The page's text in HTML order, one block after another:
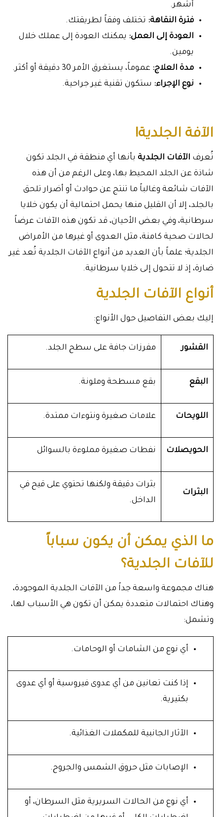
أشهر.
فترة النقاهة: تختلف وفقاً لطريقتك.
العودة إلى العمل: يمكنك العودة إلى عملك خلال
يومين.
مدة العلاج: عموماً، يستغرق الأمر 30 دقيقة أو أكثر.
نوع الإجراء: ستكون تقنية غير جراحية.
الآفة الجلدية!
تُعرف الآفات الجلدية بأنها أي منطقة في الجلد تكون
شاذة عن الجلد المحيط بها، وعلى الرغم من أن هذه
الآفات شائعة وغالباً ما تنتج عن حوادث أو أضرار تلحق
بالجلد، إلا أن القليل منها يحمل احتمالية أن يكون خلايا
سرطانية، وفي بعض الأحيان، قد تكون هذه الآفات عرضاً
لحالات صحية كامنة، مثل العدوى أو غيرها من الأمراض
الجلدية؛ علماً بأن العديد من أنواع الآفات الجلدية تُعد غير
ضارة، إذ لا تتحول إلى خلايا سرطانية.
أنواع الآفات الجلدية
إليك بعض التفاصيل حول الأنواع:
القشور مفرزات جافة على سطح الجلد.
البقع بقع مسطحة وملونة.
اللويحات علامات صغيرة ونتوءات ممتدة.
الحويصلات نفطات صغيرة مملوءة بالسوائل
البثرات
بثرات دقيقة ولكنها تحتوي على قيح في
الداخل.
ما الذي يمكن أن يكون سباباً
للآفات الجلدية؟
هناك مجموعة واسعة جداً من الآفات الجلدية الموجودة،
وهناك احتمالات متعددة يمكن أن تكون هي الأسباب لها،
وتشمل:
أي نوع من الشامات أو الوحامات.
إذا كنت تعانين من أي عدوى فيروسية أو أي عدوى
بكتيرية.
الآثار الجانبية للمكملات الغذائية.
الإصابات مثل حروق الشمس والجروح.
أي نوع من الحالات السريرية مثل السرطان، أو